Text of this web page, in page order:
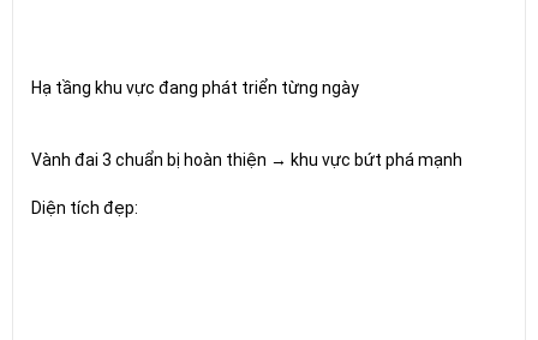
Hạ tầng khu vực đang phát triển từng ngày
Vành đai 3 chuẩn bị hoàn thiện → khu vực bứt phá mạnh
Diện tích đẹp: